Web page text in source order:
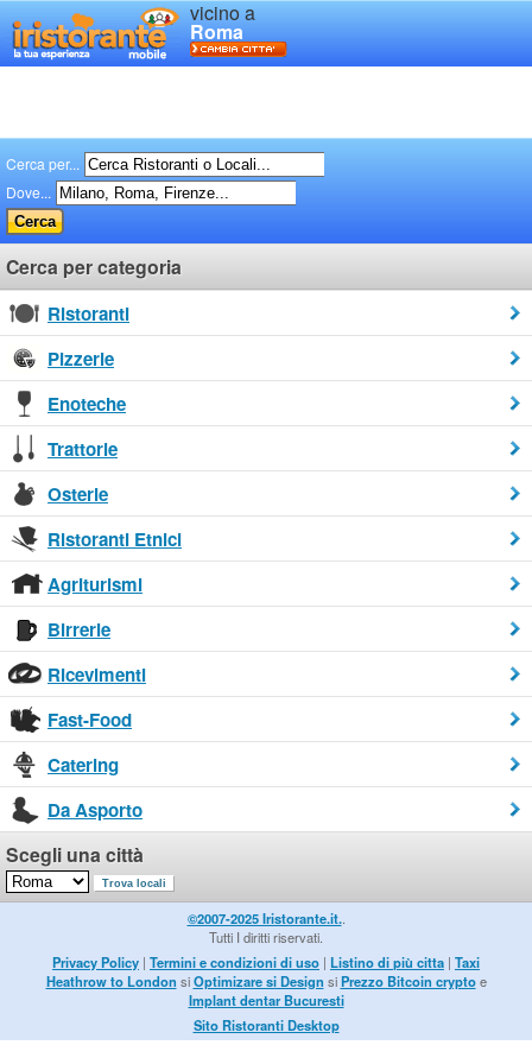
vicino a
Roma
Cerca per...
Dove...
Cerca per categoria
Ristoranti
Pizzerie
Enoteche
Trattorie
Osterie
Ristoranti Etnici
Agriturismi
Birrerie
Ricevimenti
Fast-Food
Catering
Da Asporto
Scegli una città
©2007-2025 Iristorante.it..
Tutti I diritti riservati.
Privacy Policy | Termini e condizioni di uso | Listino di più citta | Taxi
Heathrow to London siOptimizare si Design siPrezzo Bitcoin cryptoe
Implant dentar Bucuresti
Sito Ristoranti Desktop